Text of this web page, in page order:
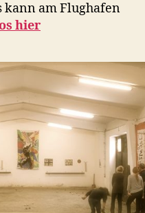
kann am Flughafen
hier